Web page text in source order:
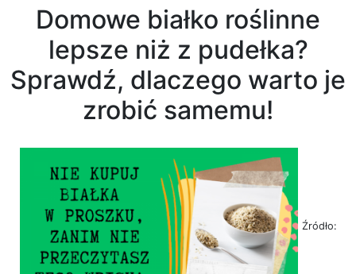
Domowe białko roślinne
lepsze niż z pudełka?
Sprawdź, dlaczego warto je
zrobić samemu!
Źródło: